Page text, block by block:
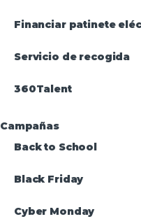
Financiar patinete
Servicio de recogida
360Talent
Campañas
Back to School
Black Friday
Cyber Monday